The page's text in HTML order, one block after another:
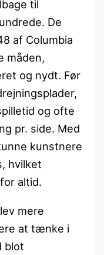
til
De
af Columbia
måden,
og nydt. Før
og ofte
pr. side. Med
kunstnere
hvilket
altid.
mere
at tænke i
blot